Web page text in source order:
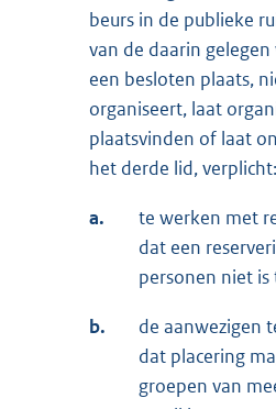
beurs in de publieke
van de daarin
een besloten plaats,
organiseert, laat
plaatsvinden of laat
het derde lid, verplicht:
a.
te werken met
dat een
personen niet is
b.
de aanwezigen
dat placering
groepen van